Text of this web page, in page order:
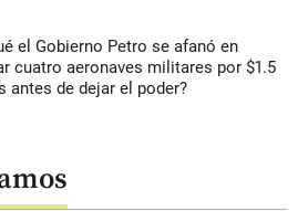
el Gobierno Petro se afanó en
cuatro aeronaves militares por $1.5
antes de dejar el poder?